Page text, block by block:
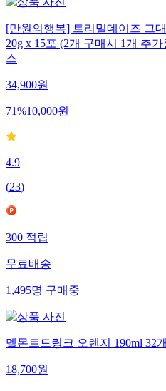
[만원의행복] 트리밀데이즈 그
20g x 15포 (2개 구매시 1개 추
스
34,900원
71%10,000원
4.9
(23)
300 적립
무료배송
1,495명 구매중
델몬트드링크 오렌지 190ml 32
18,700원